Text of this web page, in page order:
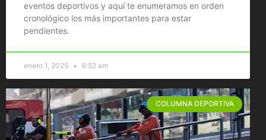
eventos deportivos y aquí te enumeramos en orden
cronológico los más importantes para estar
pendientes.
enero 1, 2025 6:52 am
COLUMNA DEPORTIVA